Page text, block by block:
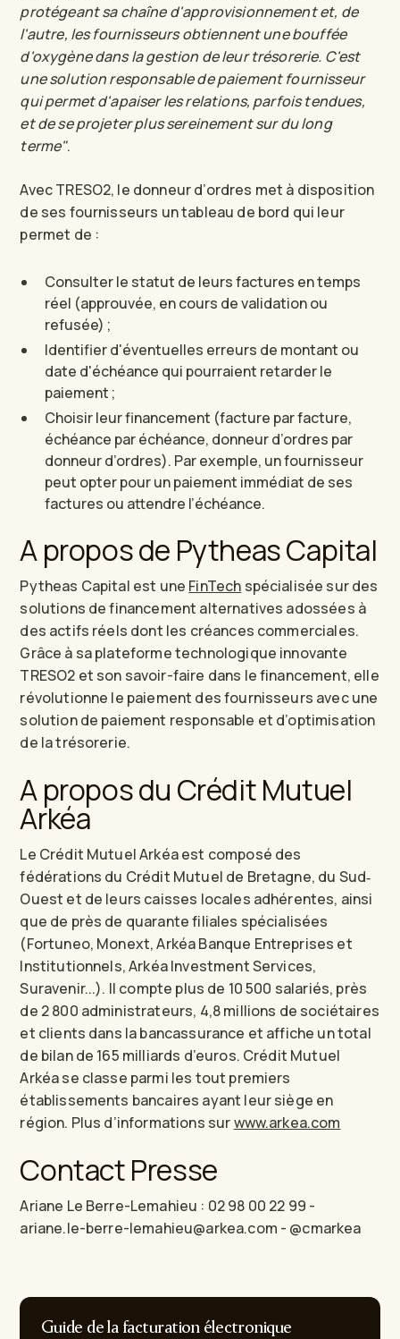
protégeant sa chaîne d'approvisionnement et, de
l'autre, les fournisseurs obtiennent une bouffée
d'oxygène dans la gestion de leur trésorerie. C'est
une solution responsable de paiement fournisseur
qui permet d'apaiser les relations, parfois tendues,
et de se projeter plus sereinement sur du long
terme".
Avec TRESO2, le donneur d’ordres met à disposition
de ses fournisseurs un tableau de bord qui leur
permet de :
Consulter le statut de leurs factures en temps
réel (approuvée, en cours de validation ou
refusée) ;
Identifier d'éventuelles erreurs de montant ou
date d'échéance qui pourraient retarder le
paiement ;
Choisir leur financement (facture par facture,
échéance par échéance, donneur d’ordres par
donneur d’ordres). Par exemple, un fournisseur
peut opter pour un paiement immédiat de ses
factures ou attendre l’échéance.
A propos de Pytheas Capital
Pytheas Capital est une FinTech spécialisée sur des
solutions de financement alternatives adossées à
des actifs réels dont les créances commerciales.
Grâce à sa plateforme technologique innovante
TRESO2 et son savoir-faire dans le financement, elle
révolutionne le paiement des fournisseurs avec une
solution de paiement responsable et d’optimisation
de la trésorerie.
A propos du Crédit Mutuel
Arkéa
Le Crédit Mutuel Arkéa est composé des
fédérations du Crédit Mutuel de Bretagne, du Sud‐
Ouest et de leurs caisses locales adhérentes, ainsi
que de près de quarante filiales spécialisées
(Fortuneo, Monext, Arkéa Banque Entreprises et
Institutionnels, Arkéa Investment Services,
Suravenir...). Il compte plus de 10 500 salariés, près
de 2 800 administrateurs, 4,8 millions de sociétaires
et clients dans la bancassurance et affiche un total
de bilan de 165 milliards d’euros. Crédit Mutuel
Arkéa se classe parmi les tout premiers
établissements bancaires ayant leur siège en
région. Plus d’informations surwww.arkea.com
Contact Presse
Ariane Le Berre-Lemahieu : 02 98 00 22 99 -
ariane.le-berre-lemahieu@arkea.com - @cmarkea
Guide de la facturation électronique